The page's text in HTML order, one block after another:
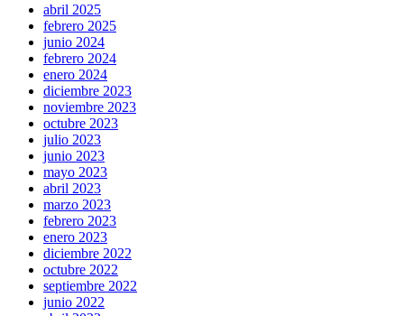
abril 2025
febrero 2025
junio 2024
febrero 2024
enero 2024
diciembre 2023
noviembre 2023
octubre 2023
julio 2023
junio 2023
mayo 2023
abril 2023
marzo 2023
febrero 2023
enero 2023
diciembre 2022
octubre 2022
septiembre 2022
junio 2022